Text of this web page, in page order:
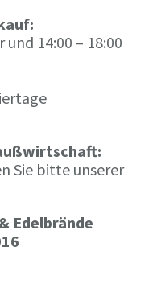
und 14:00 – 18:00
Sie bitte unserer
Edelbrände